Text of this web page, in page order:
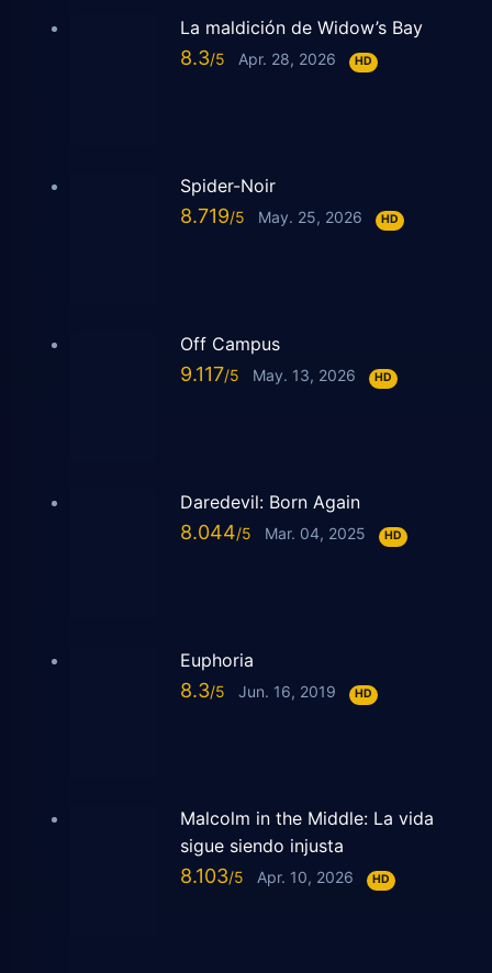
La maldición de Widow’s Bay
8.3 Apr. 28, 2026 HD
Spider-Noir
8.719 May. 25, 2026 HD
Off Campus
9.117 May. 13, 2026 HD
Daredevil: Born Again
8.044 Mar. 04, 2025 HD
Euphoria
8.3 Jun. 16, 2019 HD
Malcolm in the Middle: La vida
sigue siendo injusta
8.103 Apr. 10, 2026 HD